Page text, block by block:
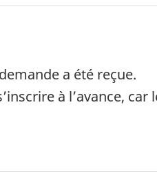
a été reçue.
à l’avance,